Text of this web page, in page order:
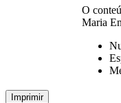
O
Maria
Imprimir